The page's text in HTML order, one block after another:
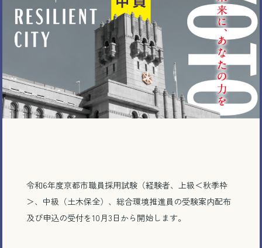
令和6年度京都市職員採用試験（経験者、上級＜秋季枠
＞、中級（土木保全）、総合環境推進員の受験案内配布
及び申込の受付を10月3日から開始します。